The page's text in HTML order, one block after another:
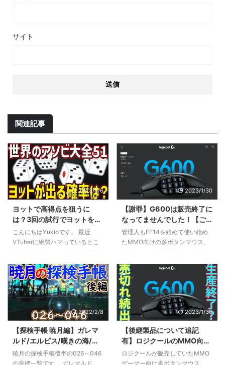
サイト
関連記事
2023/8/6
ヨットで高得点を狙うに
は？3回の試行でヨットを出
す確率を計算してみた【世
界のアソビ大全51】
こんにちはYukioです。 最近
VTuberに絶賛ハマっているとこ
ソビ大全51」に収録されている
「ヨット」というゲームを遊んで
いるVTuberさんがたくさんいま
す。 今回はこの「ヨット」とい
うゲームについて確率の計算をし
てみたので紹介してみたいと思い
ます。 ヨットとは？ ヨットと
は、5個のサイコロを使ってポー
カーのような役を作るゲームで
す。 役によって得点が決まり、
2023/1/30
【謝罪】G600は販売終了に
なってませんでした！【ご
めんなさい】
管理人もFF14を始めて使い始め
たMMO向けの多ボタンマウス、
買い替えようかなと思ってヨドバ
シを覗いてみるとオンラインも含
めて在庫切れ！ そんなこともあ
って以前、G600もいよいよディ
スコンか？という記事を書きまし
た。 が、このG600の販売終了疑
惑どうやらマイナーチェンジによ
る一時的な在庫切れだったようで
す。 今でもこちらの記事からア
クセスしていただける方が一定数
2022/2/8
【探検手帳 暁月編】ガレマ
ルド/エルピス/嘆きの海/ウ
ルティマ・トゥーレ 026～
046 座標一覧【FF14】
暁月の探検手帳後半の026～046
の座標一覧です。 ガレマルド
2023/1/30
【後継製品について追記
有】ロジクールのMMO向け
多ボタンゲーミングマウス
G600生産終了の可能性 代
ロジクールが販売していたMMO
ゲーマー向け多ボタンマウス